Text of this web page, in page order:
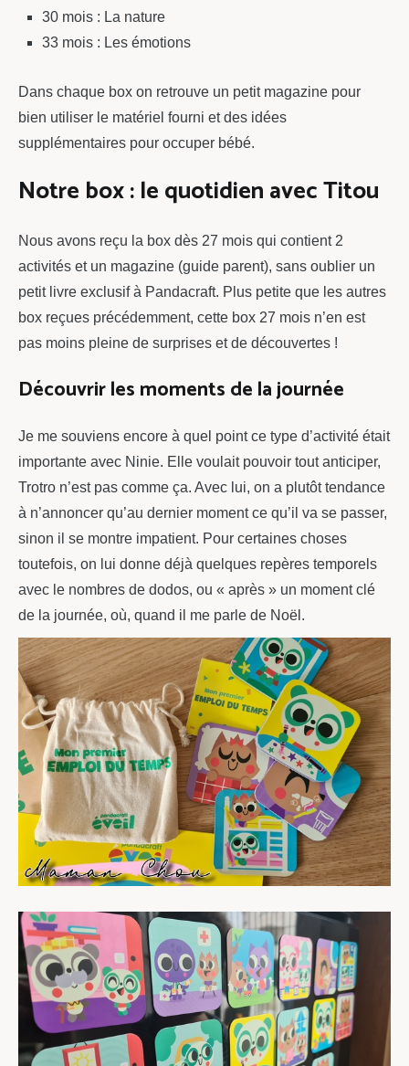
30 mois : La nature
33 mois : Les émotions
Dans chaque box on retrouve un petit magazine pour
bien utiliser le matériel fourni et des idées
supplémentaires pour occuper bébé.
Notre box : le quotidien avec Titou
Nous avons reçu la box dès 27 mois qui contient 2
activités et un magazine (guide parent), sans oublier un
petit livre exclusif à Pandacraft. Plus petite que les autres
box reçues précédemment, cette box 27 mois n’en est
pas moins pleine de surprises et de découvertes !
Découvrir les moments de la journée
Je me souviens encore à quel point ce type d’activité était
importante avec Ninie. Elle voulait pouvoir tout anticiper,
Trotro n’est pas comme ça. Avec lui, on a plutôt tendance
à n’annoncer qu’au dernier moment ce qu’il va se passer,
sinon il se montre impatient. Pour certaines choses
toutefois, on lui donne déjà quelques repères temporels
avec le nombres de dodos, ou « après » un moment clé
de la journée, où, quand il me parle de Noël.